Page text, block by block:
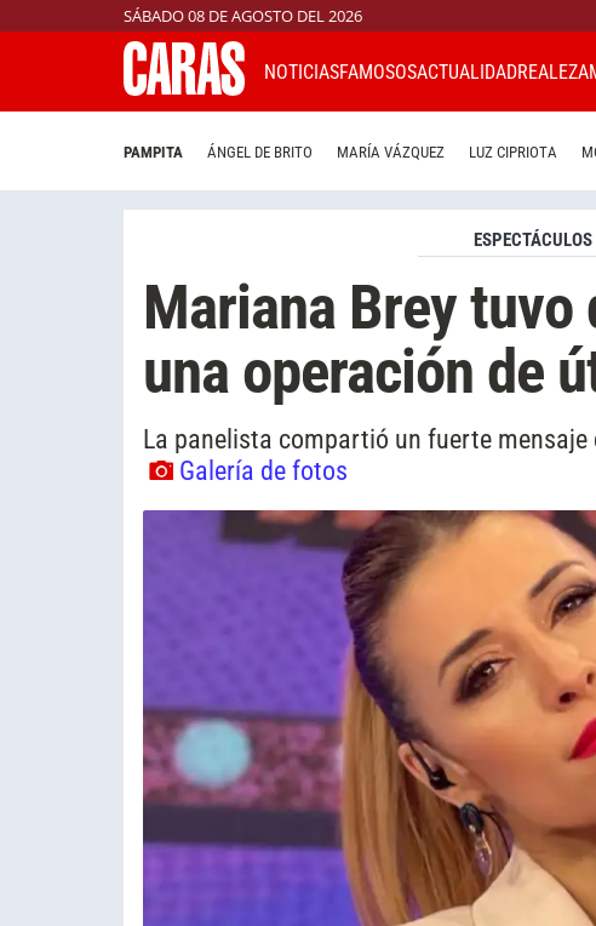
SÁBADO 08 DE AGOSTO DEL 2026
NOTICIASFAMOSOSACTUALIDADREALEZA
PAMPITA ÁNGEL DE BRITO MARÍA VÁZQUEZ LUZ CIPRIOTA
ESPECTÁCULOS
Mariana Brey tuvo
una operación de
La panelista compartió un fuerte
Galería de fotos